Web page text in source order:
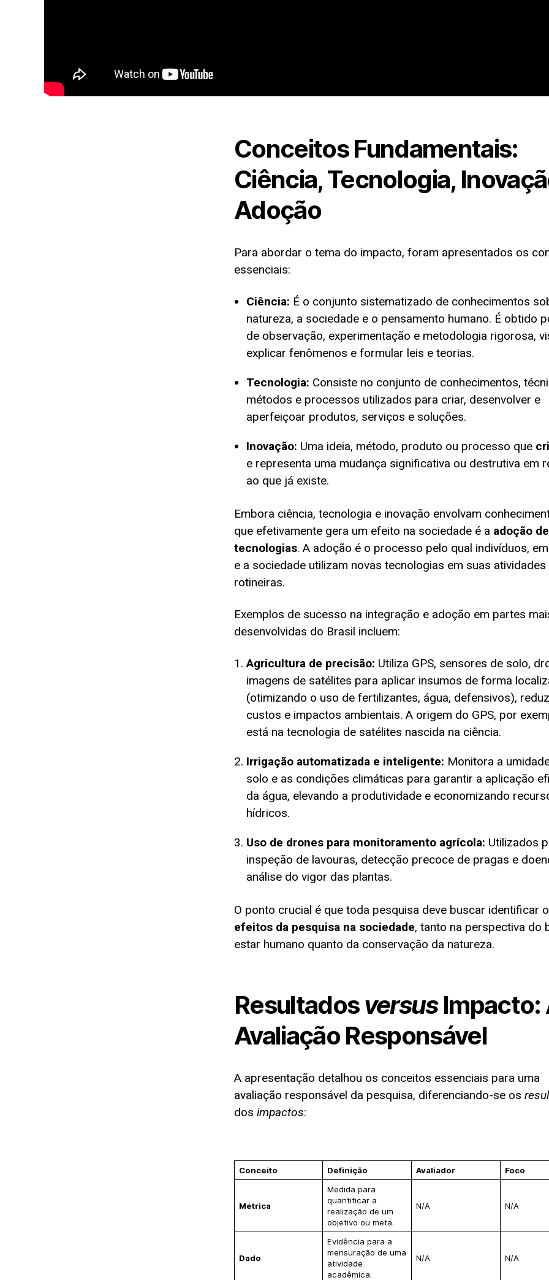
Conceitos Fundamentais:
Ciência, Tecnologia,
Adoção
Para abordar o tema do impacto, foram apresentados os
essenciais:
Ciência: É o conjunto sistematizado de conhecimentos
natureza, a sociedade e o pensamento humano. É obtido
de observação, experimentação e metodologia rigorosa,
explicar fenômenos e formular leis e teorias.
Tecnologia: Consiste no conjunto de conhecimentos,
métodos e processos utilizados para criar, desenvolver e
aperfeiçoar produtos, serviços e soluções.
Inovação: Uma ideia, método, produto ou processo que
e representa uma mudança significativa ou destrutiva em
ao que já existe.
Embora ciência, tecnologia e inovação envolvam
que efetivamente gera um efeito na sociedade é a adoção
tecnologias. A adoção é o processo pelo qual indivíduos,
e a sociedade utilizam novas tecnologias em suas atividades
rotineiras.
Exemplos de sucesso na integração e adoção em partes
desenvolvidas do Brasil incluem:
Agricultura de precisão: Utiliza GPS, sensores de solo,
imagens de satélites para aplicar insumos de forma
(otimizando o uso de fertilizantes, água, defensivos),
custos e impactos ambientais. A origem do GPS, por
está na tecnologia de satélites nascida na ciência.
Irrigação automatizada e inteligente: Monitora a
solo e as condições climáticas para garantir a aplicação
da água, elevando a produtividade e economizando
hídricos.
Uso de drones para monitoramento agrícola: Utilizados
inspeção de lavouras, detecção precoce de pragas e
análise do vigor das plantas.
O ponto crucial é que toda pesquisa deve buscar identificar
efeitos da pesquisa na sociedade, tanto na perspectiva do
estar humano quanto da conservação da natureza.
ResultadosversusImpacto:
Avaliação Responsável
A apresentação detalhou os conceitos essenciais para uma
avaliação responsável da pesquisa, diferenciando-se os
dos impactos:
Conceito Definição Avaliador Foco
Métrica
Medida para
quantificar a
realização de um
objetivo ou meta.
N/A N/A
Dado
Evidência para a
mensuração de uma
atividade
acadêmica.
N/A N/A